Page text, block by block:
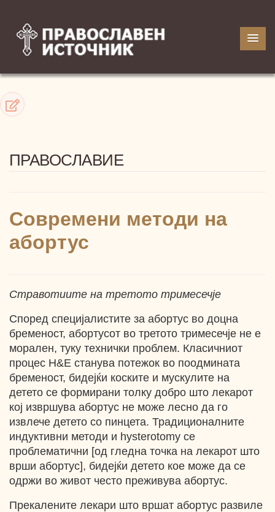
ПРАВОСЛАВИЕ
Современи методи на
абортус
Стравотиите на третото тримесечје
Според специјалистите за абортус во доцна
бременост, абортусот во третото тримесечје не е
морален, туку технички проблем. Класичниот
процес H&E станува потежок во поодмината
бременост, бидејќи коските и мускулите на
детето се формирани толку добро што лекарот
кој извршува абортус не може лесно да го
извлече детето со пинцета. Традиционалните
индуктивни методи и hysterotomy се
проблематични [од гледна точка на лекарот што
врши абортус], бидејќи детето кое може да се
одржи во живот често преживува абортус.
Прекалените лекари што вршат абортус развиле